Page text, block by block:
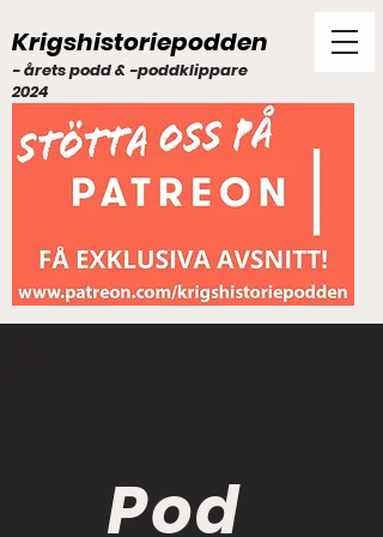
Krigshistoriepodden
- årets podd & -poddklippare
2024
Pod